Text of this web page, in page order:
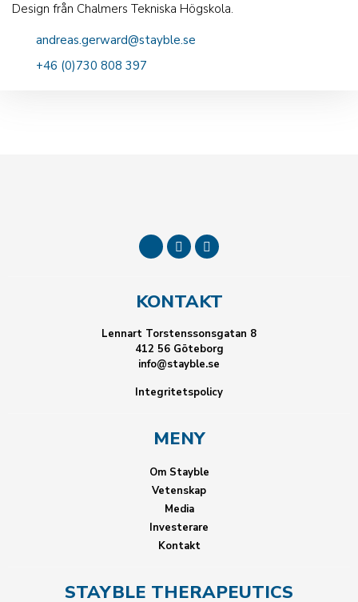
Design från Chalmers Tekniska Högskola.
andreas.gerward@stayble.se
+46 (0)730 808 397
KONTAKT
Lennart Torstenssonsgatan 8
412 56 Göteborg
info@stayble.se
Integritetspolicy
MENY
Om Stayble
Vetenskap
Media
Investerare
Kontakt
STAYBLE THERAPEUTICS